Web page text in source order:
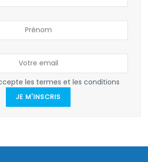
les termes et les conditions
JE M'INSCRIS